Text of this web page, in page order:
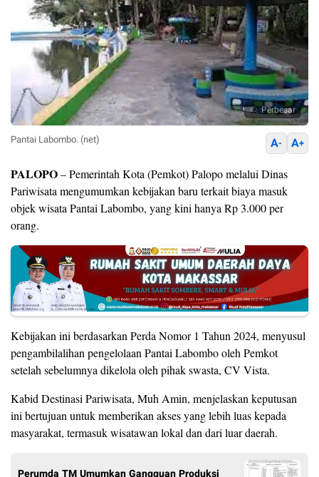
Perbesar
Pantai Labombo. (net) A- A+
PALOPO– Pemerintah Kota (Pemkot) Palopo melalui Dinas
Pariwisata mengumumkan kebijakan baru terkait biaya masuk
objek wisata Pantai Labombo, yang kini hanya Rp 3.000 per
orang.
Kebijakan ini berdasarkan Perda Nomor 1 Tahun 2024, menyusul
pengambilalihan pengelolaan Pantai Labombo oleh Pemkot
setelah sebelumnya dikelola oleh pihak swasta, CV Vista.
Kabid Destinasi Pariwisata, Muh Amin, menjelaskan keputusan
ini bertujuan untuk memberikan akses yang lebih luas kepada
masyarakat, termasuk wisatawan lokal dan dari luar daerah.
Perumda TM Umumkan Gangguan Produksi